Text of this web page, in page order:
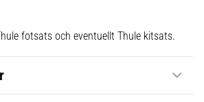
fotsats och eventuellt Thule kitsats.